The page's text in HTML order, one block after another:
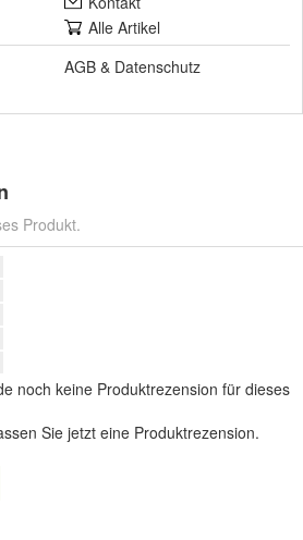
Alle Artikel
AGB & Datenschutz
Produkt.
noch keine Produktrezension für dieses
Sie jetzt eine Produktrezension.